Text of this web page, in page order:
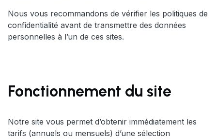
Nous vous recommandons de vérifier les politiques de
confidentialité avant de transmettre des données
personnelles à l’un de ces sites.
Fonctionnement du site
Notre site vous permet d’obtenir immédiatement les
tarifs (annuels ou mensuels) d’une sélection